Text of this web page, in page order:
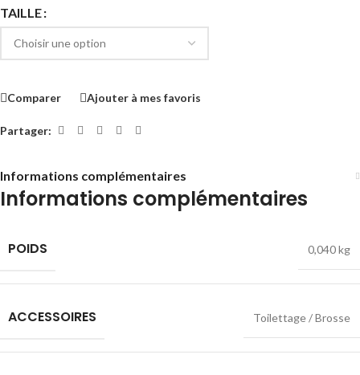
TAILLE
Comparer Ajouter à mes favoris
Partager:
Informations complémentaires
Informations complémentaires
POIDS 0,040 kg
ACCESSOIRES Toilettage / Brosse